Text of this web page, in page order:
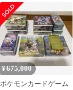
クケース ボックスロ
ーダー15
¥675,000
ポケモンカードゲーム